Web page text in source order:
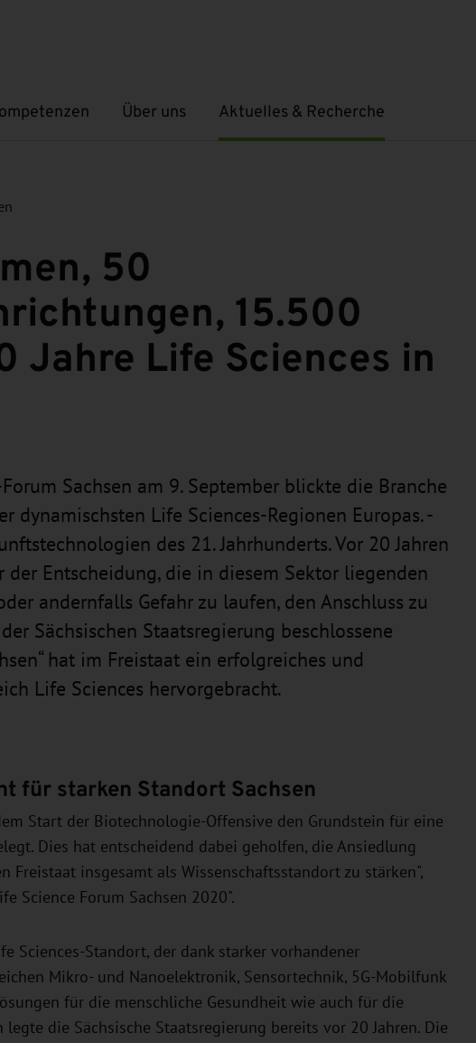
Über uns
Untermenü öffnenAktuelles & Recherche
Untermenü öffnen
50
15.500
Jahre Life Sciences in
Sachsen am 9. September blickte die Branche
dynamischsten Life Sciences-Regionen Europas. -
des 21. Jahrhunderts. Vor 20 Jahren
der Entscheidung, die in diesem Sektor liegenden
andernfalls Gefahr zu laufen, den Anschluss zu
Sächsischen Staatsregierung beschlossene
hat im Freistaat ein erfolgreiches und
Life Sciences hervorgebracht.
für starken Standort Sachsen
Start der Biotechnologie-Offensive den Grundstein für eine
Dies hat entscheidend dabei geholfen, die Ansiedlung
Freistaat insgesamt als Wissenschaftsstandort zu stärken",
Science Forum Sachsen 2020".
Sciences-Standort, der dank starker vorhandener
Mikro- und Nanoelektronik, Sensortechnik, 5G-Mobilfunk
für die menschliche Gesundheit wie auch für die
die Sächsische Staatsregierung bereits vor 20 Jahren. Die